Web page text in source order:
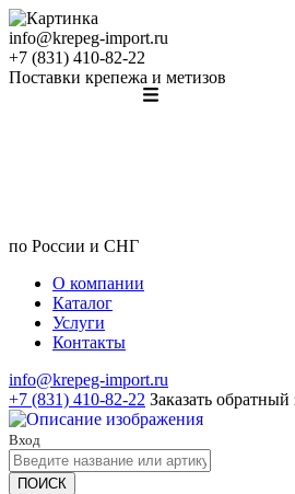
info@krepeg-import.ru
+7 (831) 410-82-22
Поставки крепежа и метизов
по России и СНГ
О компании
Каталог
Услуги
Контакты
info@krepeg-import.ru
+7 (831) 410-82-22 Заказать обратный
Вход
ПОИСК